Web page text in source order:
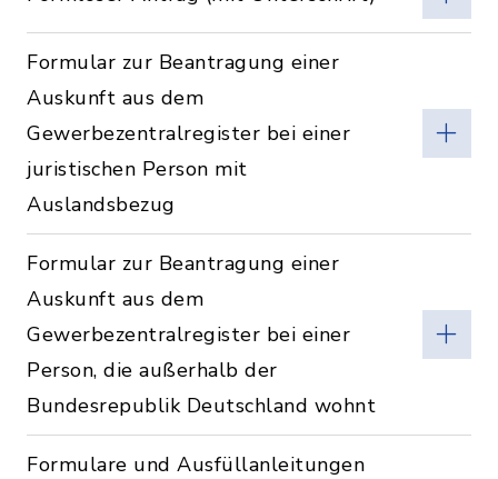
Formular zur Beantragung einer
Auskunft aus dem
Gewerbezentralregister bei einer
juristischen Person mit
Auslandsbezug
Formular zur Beantragung einer
Auskunft aus dem
Gewerbezentralregister bei einer
Person, die außerhalb der
Bundesrepublik Deutschland wohnt
Formulare und Ausfüllanleitungen